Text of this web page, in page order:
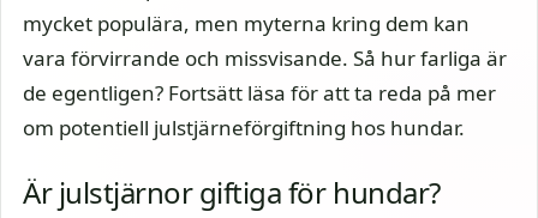
mycket populära, men myterna kring dem kan
vara förvirrande och missvisande. Så hur farliga är
de egentligen? Fortsätt läsa för att ta reda på mer
om potentiell julstjärneförgiftning hos hundar.
Är julstjärnor giftiga för hundar?